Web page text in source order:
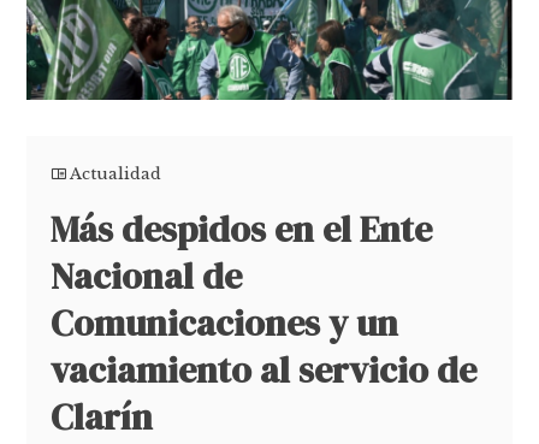
Actualidad
Más despidos en el Ente
Nacional de
Comunicaciones y un
vaciamiento al servicio de
Clarín